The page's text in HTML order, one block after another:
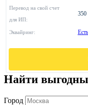
Перевод на свой счет
для ИП:
350
Эквайринг: Есть
Найти
Город